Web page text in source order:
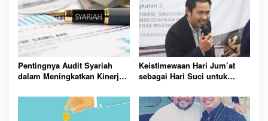
Pentingnya Audit Syariah
dalam Meningkatkan Kinerja
Keistimewaan Hari Jum’at
sebagai Hari Suci untuk